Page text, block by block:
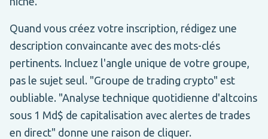
Quand vous créez votre inscription, rédigez une
description convaincante avec des mots-clés
pertinents. Incluez l'angle unique de votre groupe,
pas le sujet seul. "Groupe de trading crypto" est
oubliable. "Analyse technique quotidienne d'altcoins
sous 1 Md$ de capitalisation avec alertes de trades
en direct" donne une raison de cliquer.